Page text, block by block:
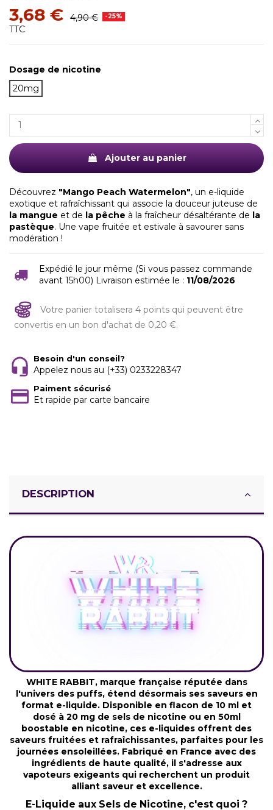
3,68 € 4,90 € -25%
TTC
Dosage de nicotine
20mg
Ajouter au panier
Découvrez "Mango Peach Watermelon", un e-liquide
exotique et rafraîchissant qui associe la douceur juteuse de
la mangue et de la pêche à la fraîcheur désaltérante de la
pastèque. Une vape fruitée et estivale à savourer sans
modération !
Expédié le jour même (Si vous passez commande
avant 15h00) Livraison estimée le : 11/08/2026
Votre panier totalisera 4 points qui peuvent être
convertis en un bon d'achat de 0,20 €.
Besoin d'un conseil?
Appelez nous au (+33) 0233228347
Paiment sécurisé
Et rapide par carte bancaire
DESCRIPTION
WHITE RABBIT, marque française réputée dans
l'univers des puffs, étend désormais ses saveurs en
format e-liquide. Disponible en flacon de 10 ml et
dosé à 20 mg de sels de nicotine ou en 50ml
boostable en nicotine, ces e-liquides offrent des
saveurs fruitées et rafraîchissantes, parfaites pour les
journées ensoleillées. Fabriqué en France avec des
ingrédients de haute qualité, il s'adresse aux
vapoteurs exigeants qui recherchent un produit
alliant saveur et excellence.
E-Liquide aux Sels de Nicotine, c'est quoi ?